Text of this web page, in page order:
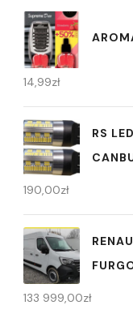
14,99zł
RS
190,00zł
133 999,00zł